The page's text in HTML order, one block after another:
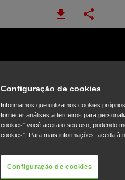
Configuração de cookies
Informamos que utilizamos cookies
fornecer análises a terceiros para
cookies” você aceita o seu uso, podendo
cookies”. Para mais informações, aceda à
Configuração de cookies